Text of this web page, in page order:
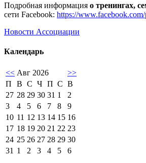
Подробная информация о тренингах,
сети Facebook: https://
Новости Ассоциации
Календарь
<< Авг 2026
>>
П
В С Ч П С В
27 28 29 30 31 1
2
3
4 5 6 7 8
9
10 11 12 13 14 15 16
17 18 19 20 21 22 23
24 25 26 27 28 29 30
31 1 2 3 4 5 6